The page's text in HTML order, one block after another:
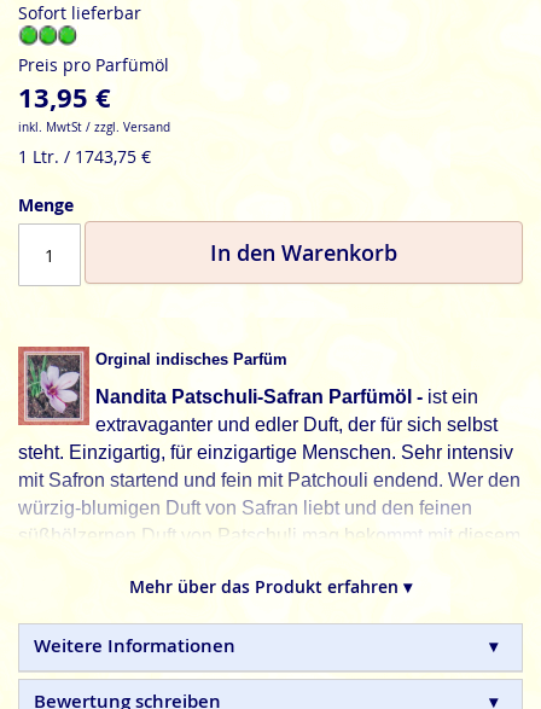
Sofort lieferbar
Preis pro Parfümöl
13,95 €
inkl. MwtSt / zzgl. Versand
1 Ltr. / 1743,75 €
Menge
In den Warenkorb
Orginal indisches Parfüm
Nandita Patschuli-Safran Parfümöl - ist ein
extravaganter und edler Duft, der für sich selbst
steht. Einzigartig, für einzigartige Menschen. Sehr intensiv
mit Safron startend und fein mit Patchouli endend. Wer den
würzig-blumigen Duft von Safran liebt und den feinen
süßhölzernen Duft von Patschuli mag bekommt mit diesem
Qualität. Dieses Incense Duftöl betört die Sinne und
schenkt geistige und emotionale Stärke.
Nandita Incense Öl ist das besondere Parfüm mit
Mehr über das Produkt erfahren ▾
Weitere Informationen
Bewertung schreiben